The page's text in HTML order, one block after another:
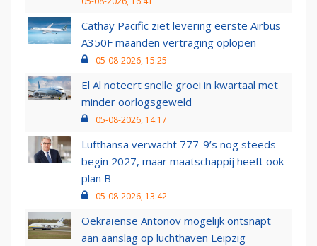
Cathay Pacific ziet levering eerste Airbus
A350F maanden vertraging oplopen
05-08-2026, 15:25
El Al noteert snelle groei in kwartaal met
minder oorlogsgeweld
05-08-2026, 14:17
Lufthansa verwacht 777-9’s nog steeds
begin 2027, maar maatschappij heeft ook
plan B
05-08-2026, 13:42
Oekraïense Antonov mogelijk ontsnapt
aan aanslag op luchthaven Leipzig